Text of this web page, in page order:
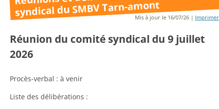
syndical du SMBV Tarn-amontMis à jour le 16/07/26 | Imprimer
Réunion du comité syndical du 9 juillet
2026
Procès-verbal : à venir
Liste des délibérations :